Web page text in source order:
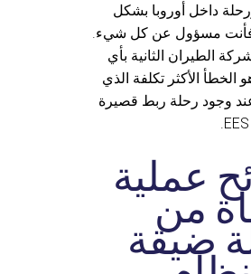
داخل أوروبا بشكل
مسؤول عن كل شيء.
الطيران الثانية بأي
الخطأ الأكثر تكلفة الذي
وجود رحلة ربط قصيرة
عملية
من
ضيقة